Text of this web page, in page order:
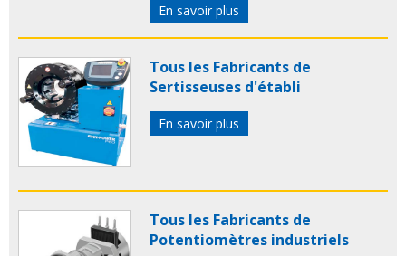
En savoir plus
Tous les Fabricants de
Sertisseuses d'établi
En savoir plus
Tous les Fabricants de
Potentiomètres industriels